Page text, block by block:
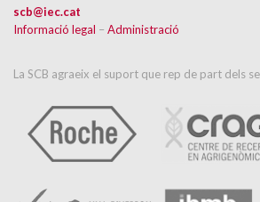
scb@iec.cat
Informació legal – Administració
La SCB agraeix el suport que rep de part dels